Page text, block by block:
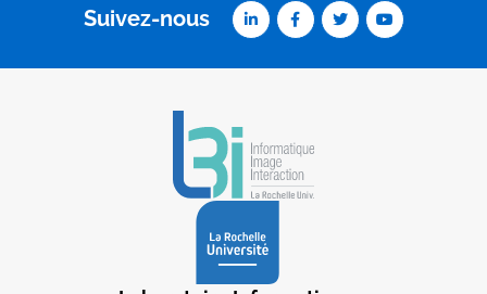
Suivez-nous